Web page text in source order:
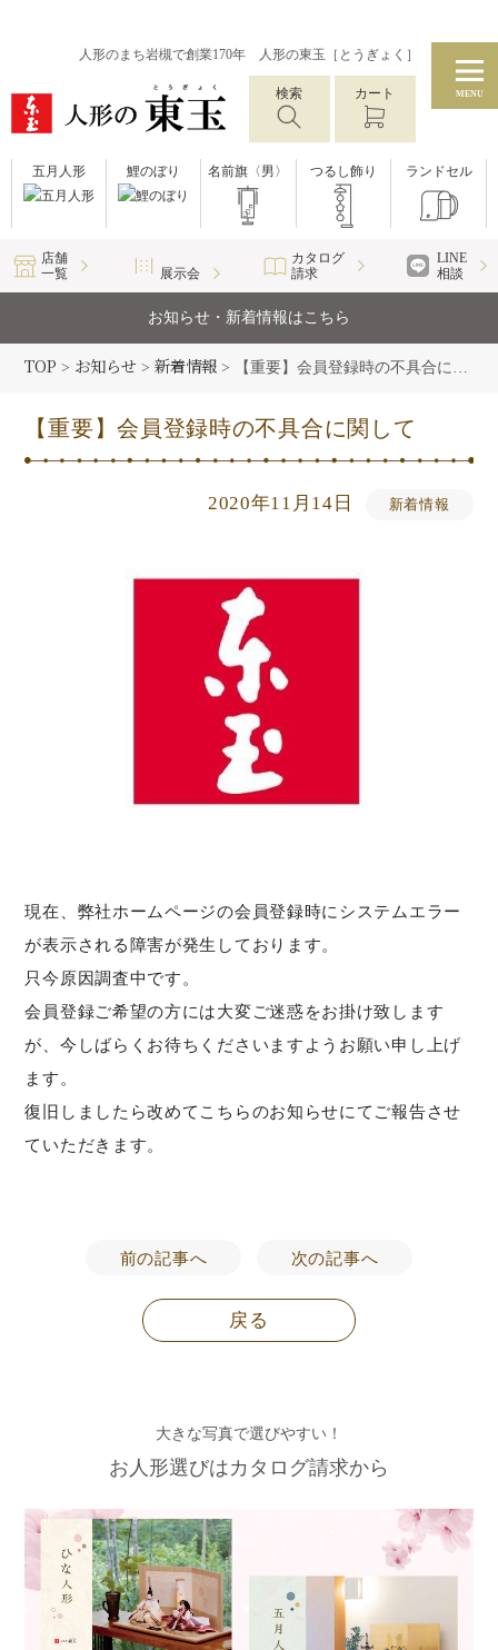
人形のまち岩槻で創業170年 人形の東玉［とうぎょく］
検索 カート MENU
五月人形 鯉のぼり 名前旗〈男〉 つるし飾り ランドセル
店舗
一覧
展示会
カタログ
請求
LINE
相談
お知らせ・新着情報はこちら
TOP > お知らせ >新着情報 > 【重要】会員登録時の不具合に関して
【重要】会員登録時の不具合に関して
2020年11月14日 新着情報
現在、弊社ホームページの会員登録時にシステムエラー
が表示される障害が発生しております。
只今原因調査中です。
会員登録ご希望の方には大変ご迷惑をお掛け致します
が、今しばらくお待ちくださいますようお願い申し上げ
ます。
復旧しましたら改めてこちらのお知らせにてご報告させ
ていただきます。
前の記事へ 次の記事へ
戻る
大きな写真で選びやすい！
お人形選びはカタログ請求から